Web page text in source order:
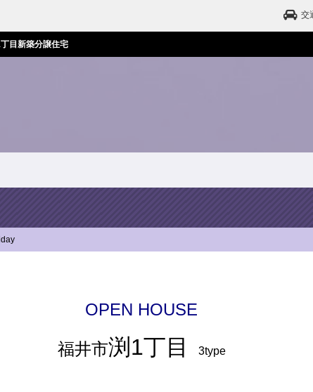
交
目新築分譲住宅
OPEN HOUSE
福井市渕1丁目 3type